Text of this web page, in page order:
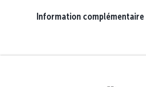
Information complémentaire